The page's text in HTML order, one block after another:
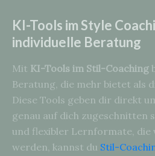
KI-Tools im Style
individuelle Beratung
Mit KI-Tools im Stil-Coaching
Beratung, die mehr bietet als
Diese Tools geben dir direkt
genau auf dich zugeschnitten
und flexibler Lernformate,
werden, kannst du Stil-